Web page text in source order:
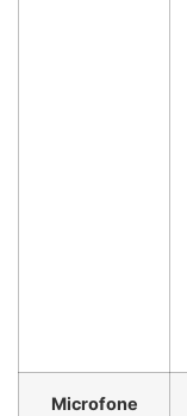
Microfone